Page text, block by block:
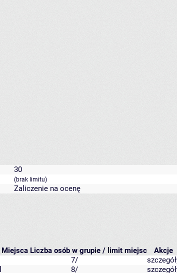
30
(brak limitu)
Zaliczenie na ocenę
Miejsca Liczba osób w grupie / limit miejsc
Akcje
7/
8/